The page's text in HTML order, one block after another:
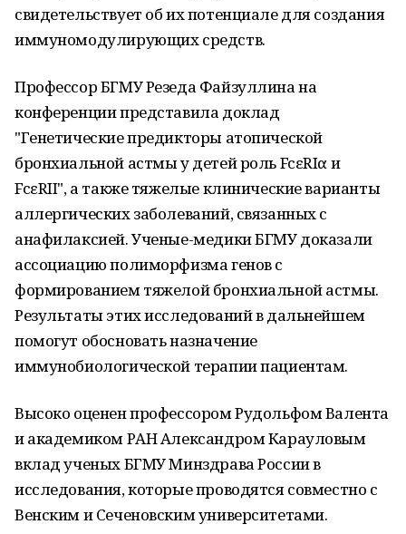
свидетельствует об их потенциале для создания
иммуномодулирующих средств.
Профессор БГМУ Резеда Файзуллина на
конференции представила доклад
"Генетические предикторы атопической
бронхиальной астмы у детей роль FcεRIα и
FcεRII", а также тяжелые клинические варианты
аллергических заболеваний, связанных с
анафилаксией. Ученые-медики БГМУ доказали
ассоциацию полиморфизма генов с
формированием тяжелой бронхиальной астмы.
Результаты этих исследований в дальнейшем
помогут обосновать назначение
иммунобиологической терапии пациентам.
Высоко оценен профессором Рудольфом Валента
и академиком РАН Александром Карауловым
вклад ученых БГМУ Минздрава России в
исследования, которые проводятся совместно с
Венским и Сеченовским университетами.